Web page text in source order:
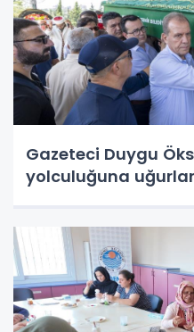
Gazeteci Duygu
yolculuğuna